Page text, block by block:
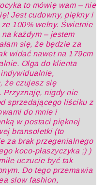
to mówię wam – nie
Jest cudowny, piękny i
ze 100% wełny. Świetnie
każdym – jestem
się, że będzie za
widać nawet na 179cm
Olga do klienta
że czujesz się
Przyznaję, nigdy nie
sprzedającego liściku z
do mnie i
w postaci pięknej
bransoletki (to
za brak przegenialnego
koco-płaszyczyka ;))
uczucie być tak
Do tego przemawia
slow fashion,